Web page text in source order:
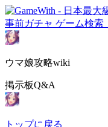
事前ガチャ ゲーム検索
ウマ娘攻略wiki
掲示板Q&A
トップに戻る